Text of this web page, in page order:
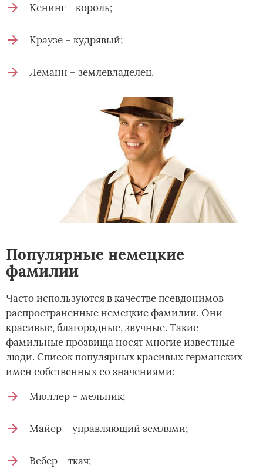
Кенинг – король;
Краузе – кудрявый;
Леманн – землевладелец.
Популярные немецкие
фамилии
Часто используются в качестве псевдонимов
распространенные немецкие фамилии. Они
красивые, благородные, звучные. Такие
фамильные прозвища носят многие известные
люди. Список популярных красивых германских
имен собственных со значениями:
Мюллер – мельник;
Майер – управляющий землями;
Вебер – ткач;